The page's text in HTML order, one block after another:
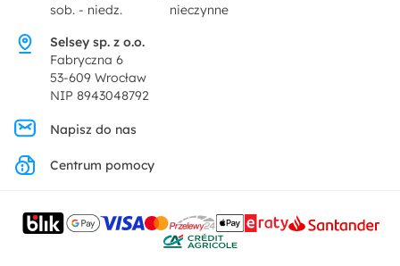
Promocje
Pytania i odpowiedzi
Regulamin
Polityka prywatności
Ustawienia prywatności
Kontakt
sob. - niedz.
nieczynne
Selsey sp. z o.o.
Fabryczna 6
53-609 Wrocław
NIP 8943048792
Napisz do nas
Centrum pomocy